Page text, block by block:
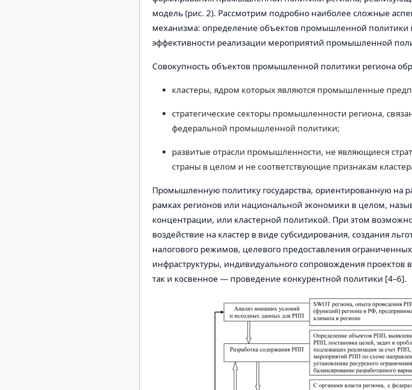
модель (рис. 2). Рассмотрим подробно наиболее сложные
механизма: определение объектов промышленной политики
эффективности реализации мероприятий промышленной
Совокупность объектов промышленной политики региона
кластеры, ядром которых являются промышленные
стратегические секторы промышленности региона,
федеральной промышленной политики;
развитые отрасли промышленности, не являющиеся
страны в целом и не соответствующие признакам
Промышленную политику государства, ориентированную на
рамках регионов или национальной экономики в целом,
концентрации, или кластерной политикой. При этом
воздействие на кластер в виде субсидирования, создания
налогового режимов, целевого предоставления
инфраструктуры, индивидуального сопровождения проектов
так и косвенное — проведение конкурентной политики [4–6].